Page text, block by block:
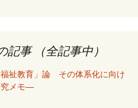
記事 （全記事中）
祉教育」論 その体系化に向け
究メモ―